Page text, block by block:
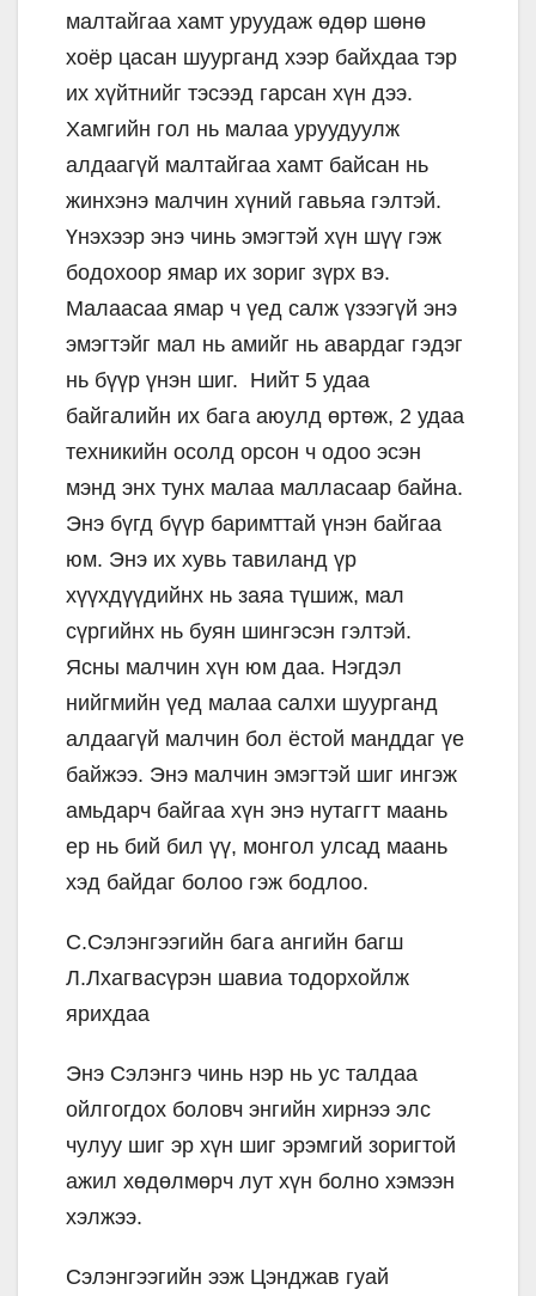
малтайгаа хамт уруудаж өдөр шөнө
хоёр цасан шуурганд хээр байхдаа тэр
их хүйтнийг тэсээд гарсан хүн дээ.
Хамгийн гол нь малаа уруудуулж
алдаагүй малтайгаа хамт байсан нь
жинхэнэ малчин хүний гавьяа гэлтэй.
Үнэхээр энэ чинь эмэгтэй хүн шүү гэж
бодохоор ямар их зориг зүрх вэ.
Малаасаа ямар ч үед салж үзээгүй энэ
эмэгтэйг мал нь амийг нь авардаг гэдэг
нь бүүр үнэн шиг. Нийт 5 удаа
байгалийн их бага аюулд өртөж, 2 удаа
техникийн осолд орсон ч одоо эсэн
мэнд энх тунх малаа малласаар байна.
Энэ бүгд бүүр баримттай үнэн байгаа
юм. Энэ их хувь тавиланд үр
хүүхдүүдийнх нь заяа түшиж, мал
сүргийнх нь буян шингэсэн гэлтэй.
Ясны малчин хүн юм даа. Нэгдэл
нийгмийн үед малаа салхи шуурганд
алдаагүй малчин бол ёстой манддаг үе
байжээ. Энэ малчин эмэгтэй шиг ингэж
амьдарч байгаа хүн энэ нутаггт маань
ер нь бий бил үү, монгол улсад маань
хэд байдаг болоо гэж бодлоо.
С.Сэлэнгээгийн бага ангийн багш
Л.Лхагвасүрэн шавиа тодорхойлж
ярихдаа
Энэ Сэлэнгэ чинь нэр нь ус талдаа
ойлгогдох боловч энгийн хирнээ элс
чулуу шиг эр хүн шиг эрэмгий зоригтой
ажил хөдөлмөрч лут хүн болно хэмээн
хэлжээ.
Сэлэнгээгийн ээж Цэнджав гуай